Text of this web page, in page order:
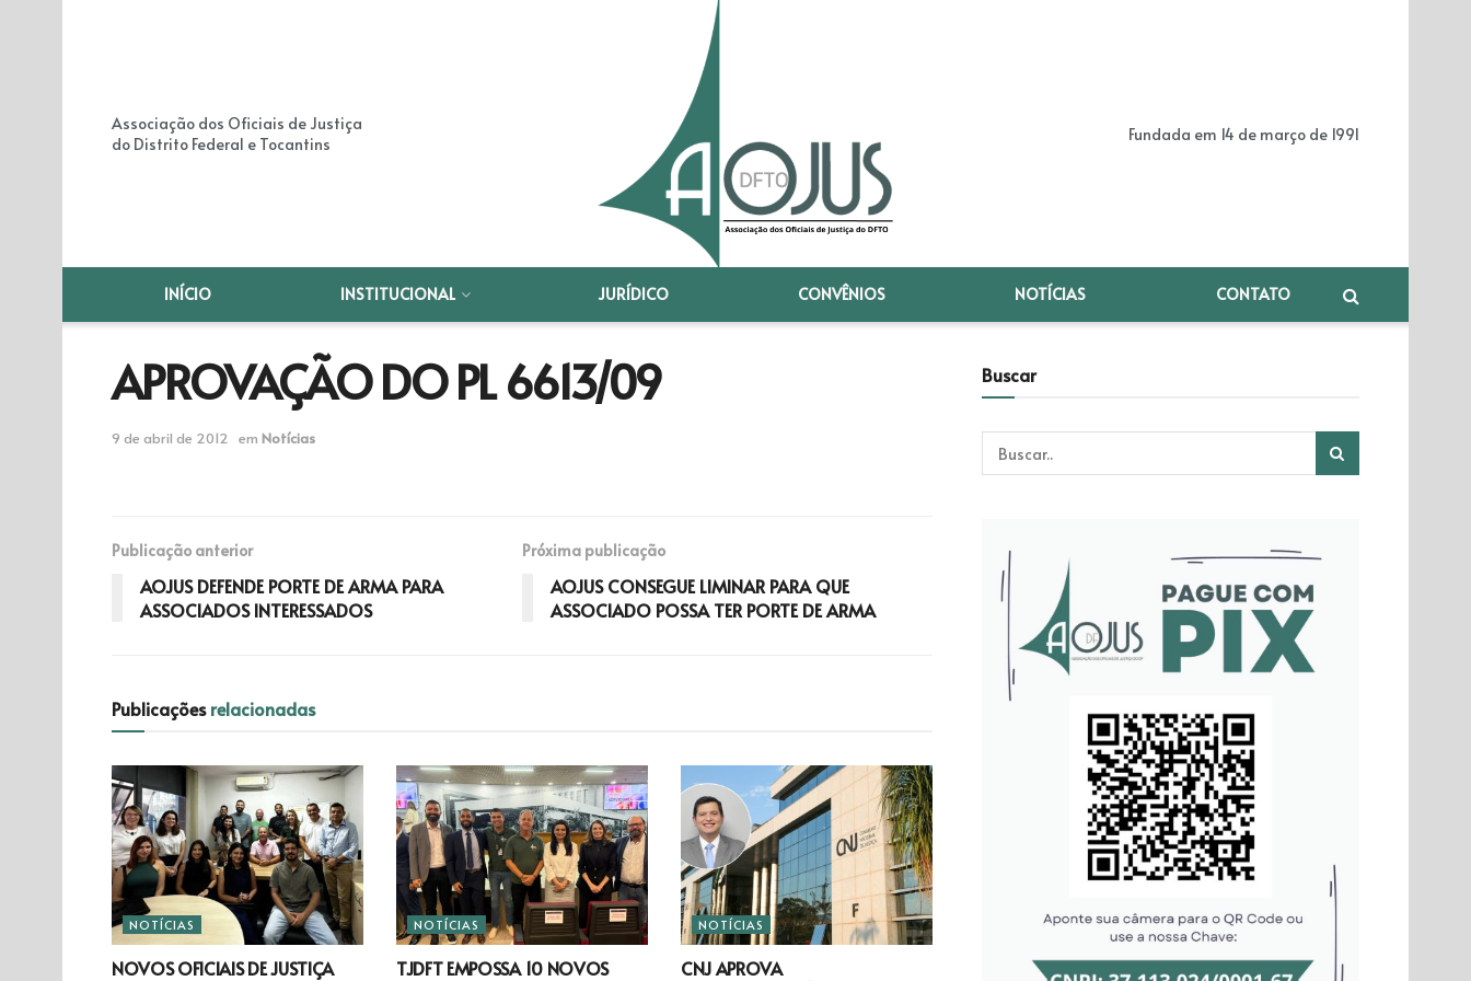
Associação dos Oficiais de Justiça
do Distrito Federal e Tocantins
Fundada em 14 de março de 1991
INÍCIO INSTITUCIONAL JURÍDICO CONVÊNIOS NOTÍCIAS CONTATO
APROVAÇÃO DO PL 6613/09
9 de abril de 2012 em Notícias
Publicação anterior
AOJUS DEFENDE PORTE DE ARMA PARA
ASSOCIADOS INTERESSADOS
Próxima publicação
AOJUS CONSEGUE LIMINAR PARA QUE
ASSOCIADO POSSA TER PORTE DE ARMA
Publicaçõesrelacionadas
NOTÍCIAS
NOVOS OFICIAIS DE JUSTIÇA
NOTÍCIAS
TJDFT EMPOSSA 10 NOVOS
NOTÍCIAS
CNJ APROVA
Buscar